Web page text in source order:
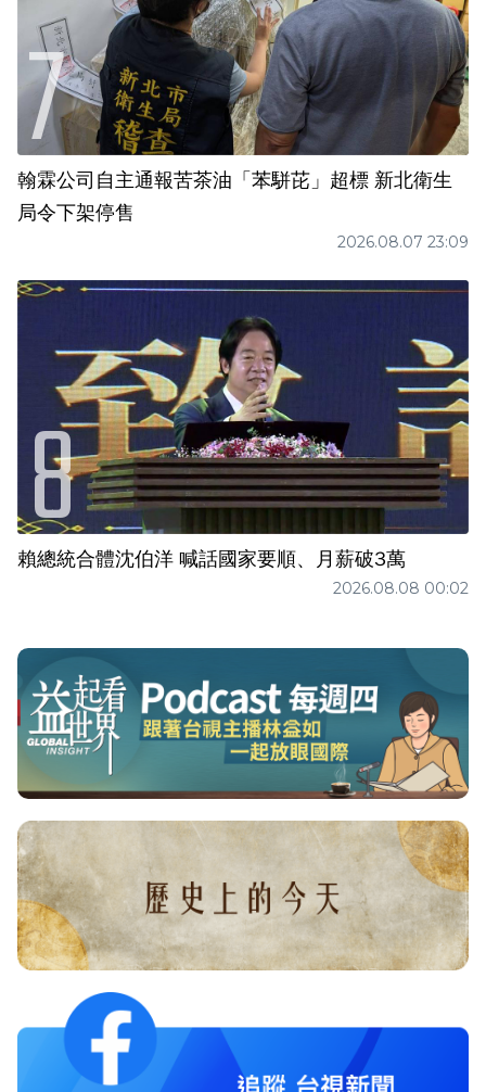
翰霖公司自主通報苦茶油「苯駢芘」超標 新北衛生
局令下架停售
2026.08.07 23:09
賴總統合體沈伯洋 喊話國家要順、月薪破3萬
2026.08.08 00:02